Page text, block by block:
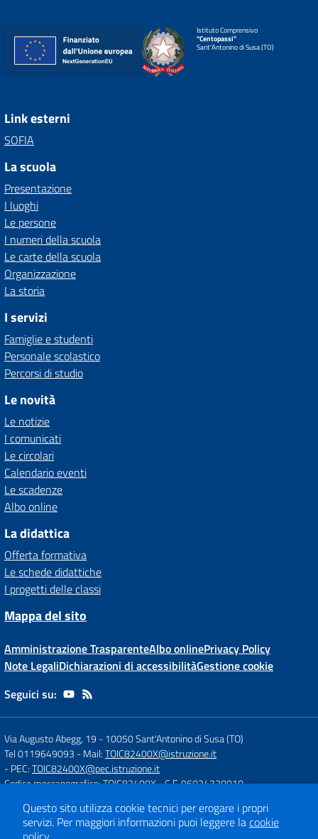
Istituto Comprensivo
"Centopassi"
Sant'Antonino di Susa (TO)
Link esterni
SOFIA
La scuola
Presentazione
I luoghi
Le persone
I numeri della scuola
Le carte della scuola
Organizzazione
La storia
I servizi
Famiglie e studenti
Personale scolastico
Percorsi di studio
Le novità
Le notizie
I comunicati
Le circolari
Calendario eventi
Le scadenze
Albo online
La didattica
Offerta formativa
Le schede didattiche
I progetti delle classi
Mappa del sito
Amministrazione TrasparenteAlbo onlinePrivacy Policy
Note LegaliDichiarazioni di accessibilitàGestione cookie
Seguici su:
Via Augusto Abegg, 19 -10050 Sant'Antonino di Susa (TO)
Tel 0119649093 - Mail:TOIC82400X@istruzione.it
- PEC:TOIC82400X@pec.istruzione.it
Codice meccanografico: TOIC82400X- C.F. 96024320010
Concept & Design by
Designers Italia
Questo sito utilizza cookie tecnici per erogare i propri
servizi. Per maggiori informazioni puoi leggere lacookie